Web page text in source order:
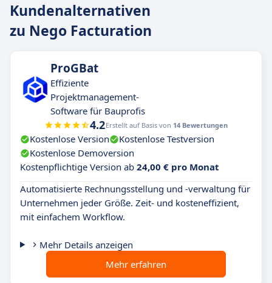
Kundenalternativen
zu Nego Facturation
ProGBat
Effiziente
Projektmanagement-
Software für Bauprofis
4.2Erstellt auf Basis von 14 Bewertungen
Kostenlose Version
Kostenlose Testversion
Kostenlose Demoversion
Kostenpflichtige Version ab 24,00 € pro Monat
Automatisierte Rechnungsstellung und -verwaltung für
Unternehmen jeder Größe. Zeit- und kosteneffizient,
mit einfachem Workflow.
Mehr Details anzeigen
Mehr erfahren